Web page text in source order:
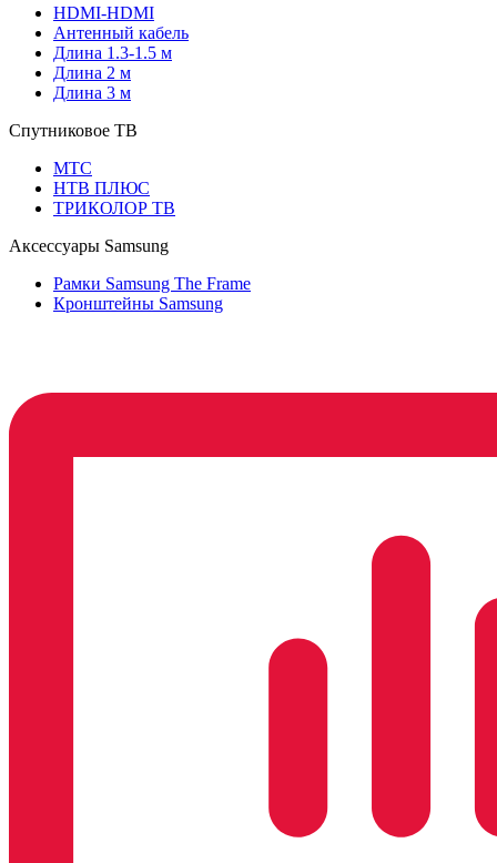
HDMI-HDMI
Антенный кабель
Длина 1.3-1.5 м
Длина 2 м
Длина 3 м
Спутниковое ТВ
МТС
НТВ ПЛЮС
ТРИКОЛОР ТВ
Аксессуары Samsung
Рамки Samsung The Frame
Кронштейны Samsung